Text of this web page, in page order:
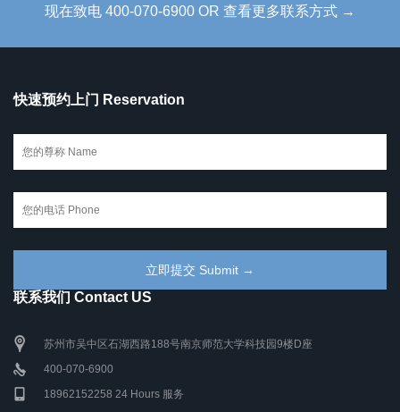
现在致电 400-070-6900 OR 查看更多联系方式 →
快速预约上门 Reservation
联系我们 Contact US
苏州市吴中区石湖西路188号南京师范大学科技园9楼D座
400-070-6900
18962152258 24 Hours 服务